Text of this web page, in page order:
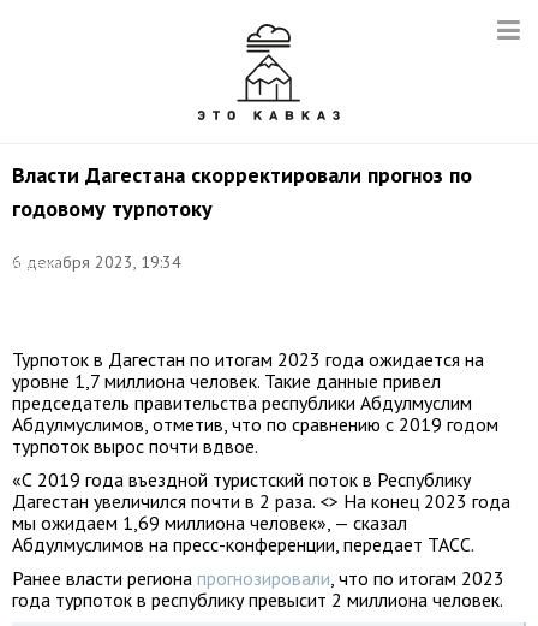
Власти Дагестана скорректировали прогноз по
годовому турпотоку
6 декабря 2023, 19:34
Валерий
Турпоток в Дагестан по итогам 2023 года ожидается на
уровне 1,7 миллиона человек. Такие данные привел
председатель правительства республики Абдулмуслим
Абдулмуслимов, отметив, что по сравнению с 2019 годом
турпоток вырос почти вдвое.
«С 2019 года въездной туристский поток в Республику
Дагестан увеличился почти в 2 раза. <> На конец 2023 года
мы ожидаем 1,69 миллиона человек», — сказал
Абдулмуслимов на пресс-конференции, передает ТАСС.
Ранее власти региона прогнозировали, что по итогам 2023
года турпоток в республику превысит 2 миллиона человек.